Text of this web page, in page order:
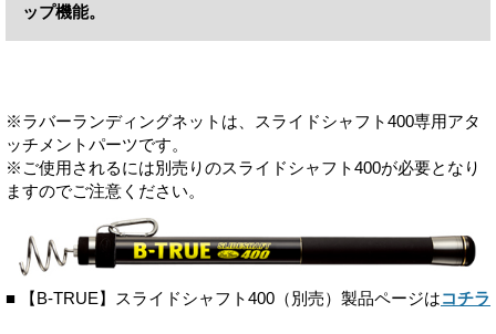
ップ機能。
※ラバーランディングネットは、スライドシャフト400専用アタ
ッチメントパーツです。
※ご使用されるには別売りのスライドシャフト400が必要となり
ますのでご注意ください。
■ 【B-TRUE】スライドシャフト400（別売）製品ページはコチラ